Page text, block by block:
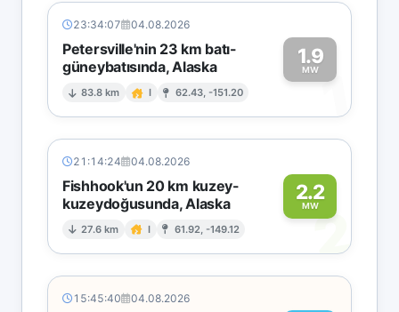
23:34:07 04.08.2026
Petersville'nin 23 km batı-
güneybatısında, Alaska
83.8 km I 62.43, -151.20
1.9
MW1
21:14:24 04.08.2026
Fishhook'un 20 km kuzey-
kuzeydoğusunda, Alaska
27.6 km I 61.92, -149.12
2.2
MW2
15:45:40 04.08.2026